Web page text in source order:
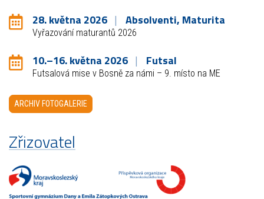
28. května 2026 Absolventi, Maturita
Vyřazování maturantů 2026
10.–16. května 2026 Futsal
Futsalová mise v Bosně za námi – 9. místo na ME
ARCHIV FOTOGALERIE
Zřizovatel